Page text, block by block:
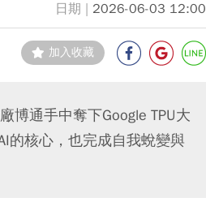
2026-06-03 12:00
加入收藏
博通手中奪下Google TPU大
的核心，也完成自我蛻變與